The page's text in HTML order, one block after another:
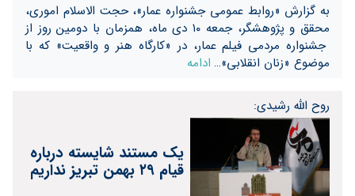
به گزارش «روابط عمومی جشنواره عمار»، حجت الاسلام اموری،
محقق و پژوهشگر، جمعه ۱۰ دی ماه، همزمان با دومین روز از
جشنواره مردمی فیلم عمار، در «کارگاه هنر و واقعیت» که با
موضوع «زنان انقلابی»… ادامه
روح الله رشیدی:
یک مستند شایسته درباره
قیام ۲۹ بهمن تبریز نداریم